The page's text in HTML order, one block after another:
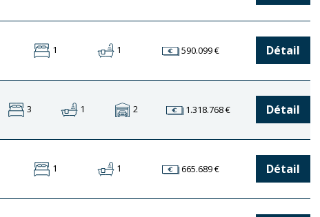
1 1 590.099 € Détail
3 1 2 1.318.768 € Détail
1 1 665.689 € Détail